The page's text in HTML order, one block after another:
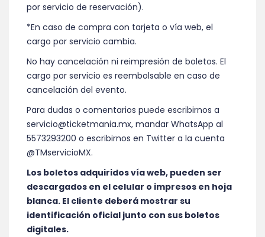
por servicio de reservación).
*En caso de compra con tarjeta o vía web, el
cargo por servicio cambia.
No hay cancelación ni reimpresión de boletos. El
cargo por servicio es reembolsable en caso de
cancelación del evento.
Para dudas o comentarios puede escribirnos a
servicio@ticketmania.mx, mandar WhatsApp al
5573293200 o escribirnos en Twitter a la cuenta
@TMservicioMX.
Los boletos adquiridos vía web, pueden ser
descargados en el celular o impresos en hoja
blanca. El cliente deberá mostrar su
identificación oficial junto con sus boletos
digitales.